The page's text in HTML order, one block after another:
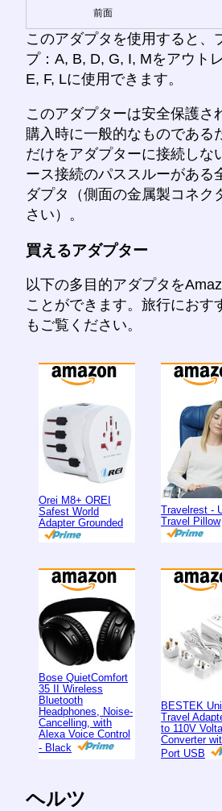
前面
このアダプタを使用すると、
プ：A, B, D, G, I, Mをアウト
E, F, Lに使用できます。
このアダプターは安全保護さ
購入時に一般的なものである
だけをアダプターに接続しな
ース接続のパススルーがある
ダプタ（側面の金属製コネク
さい）。
買えるアダプター
以下の多目的アダプタを
ことができます。旅行におす
もご覧ください。
Orei M8+ OREI
Safest World
Adapter Grounded
Travelrest -
Travel Pillow
Bose QuietComfort
35 II Wireless
Bluetooth
Headphones, Noise-
Cancelling, with
Alexa Voice Control
- Black
BESTEK
Travel
to 110V
Converter
Port USB
ヘルツ